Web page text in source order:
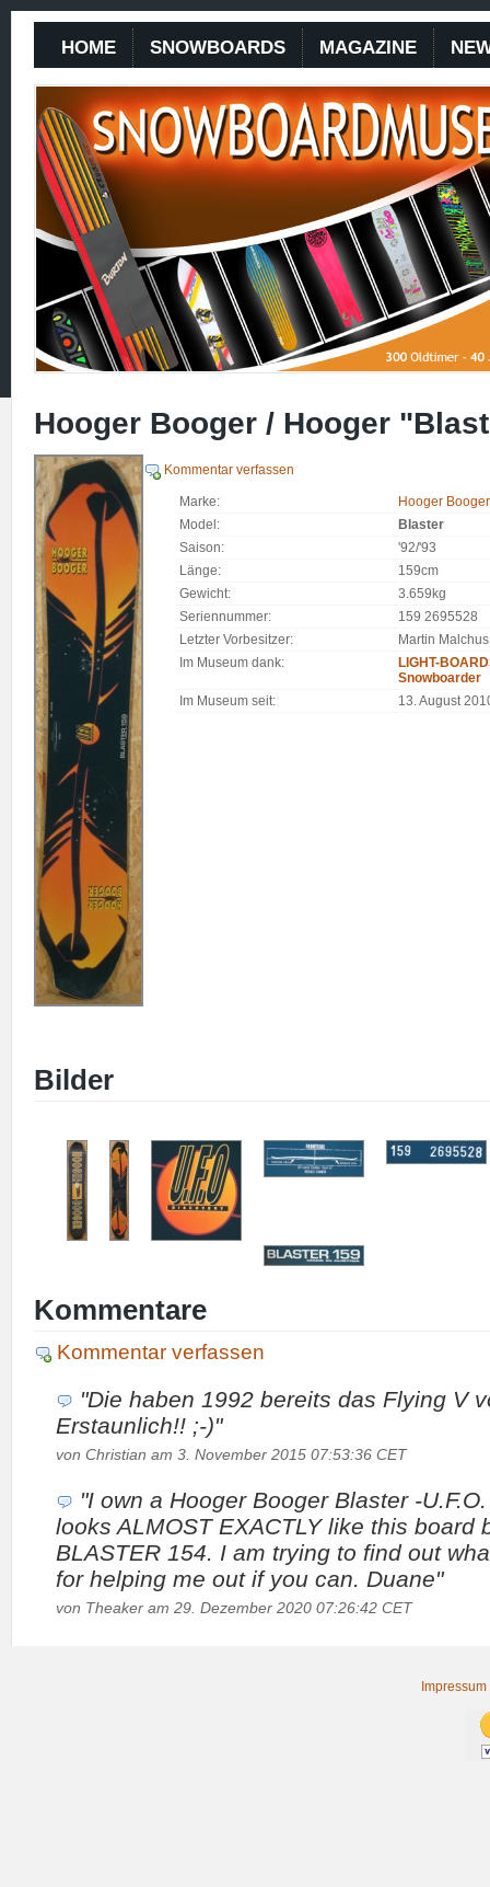
HOME SNOWBOARDS MAGAZINE
Hooger Booger / Hooger
Kommentar verfassen
Marke:
Hooger
Model:
Blaster
Saison:
'92/'93
Länge:
159cm
Gewicht:
3.659kg
Seriennummer:
159 2695528
Letzter Vorbesitzer:
Martin
Im Museum dank:
LIGHT-
Snowboarder
Im Museum seit:
13. August
Bilder
Kommentare
Kommentar verfassen
"Die haben 1992 bereits das Flying V
Erstaunlich!! ;-)"
von Christian am 3. November 2015 07:53:36 CET
"I own a Hooger Booger Blaster -
looks ALMOST EXACTLY like this board
BLASTER 154. I am trying to find out
for helping me out if you can. Duane"
von Theaker am 29. Dezember 2020 07:26:42 CET
Impressum